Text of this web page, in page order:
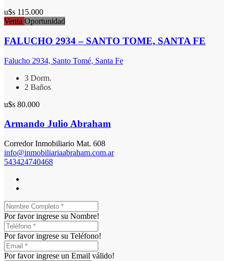
u$s 115.000
Venta Oportunidad
FALUCHO 2934 – SANTO TOME, SANTA FE
Falucho 2934, Santo Tomé, Santa Fe
3 Dorm.
2 Baños
u$s 80.000
Armando Julio Abraham
Corredor Inmobiliario Mat. 608
info@inmobiliariaabraham.com.ar
543424740468
Por favor ingrese su Nombre!
Por favor ingrese su Teléfono!
Por favor ingrese un Email válido!